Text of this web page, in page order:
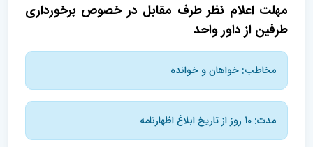
مهلت اعلام نظر طرف مقابل در خصوص برخورداری
طرفین از داور واحد
مخاطب: خواهان و خوانده
مدت: 10 روز از تاریخ ابلاغ اظهارنامه